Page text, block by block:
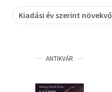
Hobbi, szabadidő
Kiadási év szerint növekvő
ANTIKVÁR